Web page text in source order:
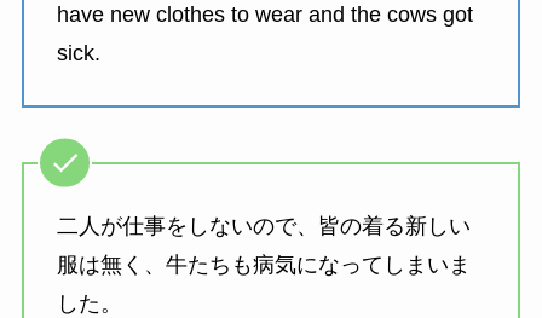
have new clothes to wear and the cows got
sick.
二人が仕事をしないので、皆の着る新しい
服は無く、牛たちも病気になってしまいま
した。